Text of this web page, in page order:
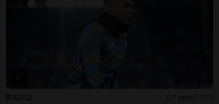
PARIGI 7 mesi 1 1